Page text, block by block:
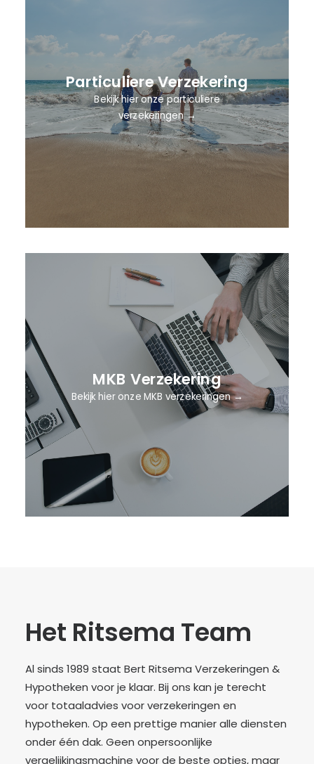
Particuliere Verzekering
Bekijk hier onze particuliere
verzekeringen →
MKB Verzekering
Bekijk hier onze MKB verzekeringen →
Het Ritsema Team
Al sinds 1989 staat Bert Ritsema Verzekeringen &
Hypotheken voor je klaar. Bij ons kan je terecht
voor totaaladvies voor verzekeringen en
hypotheken. Op een prettige manier alle diensten
onder één dak. Geen onpersoonlijke
vergelijkingsmachine voor de beste opties, maar